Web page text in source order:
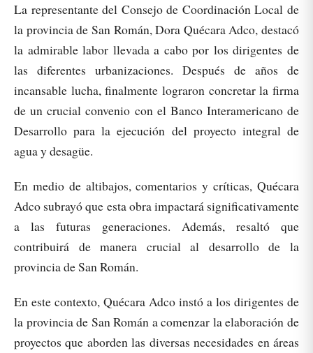
La representante del Consejo de Coordinación Local de
la provincia de San Román, Dora Quécara Adco, destacó
la admirable labor llevada a cabo por los dirigentes de
las diferentes urbanizaciones. Después de años de
incansable lucha, finalmente lograron concretar la firma
de un crucial convenio con el Banco Interamericano de
Desarrollo para la ejecución del proyecto integral de
agua y desagüe.
En medio de altibajos, comentarios y críticas, Quécara
Adco subrayó que esta obra impactará significativamente
a las futuras generaciones. Además, resaltó que
contribuirá de manera crucial al desarrollo de la
provincia de San Román.
En este contexto, Quécara Adco instó a los dirigentes de
la provincia de San Román a comenzar la elaboración de
proyectos que aborden las diversas necesidades en áreas